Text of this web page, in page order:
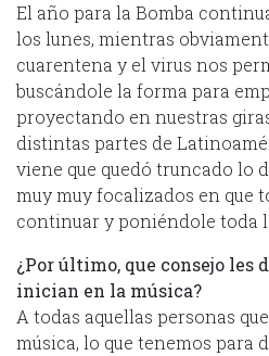
El año para la Bomba
los lunes, mientras
cuarentena y el virus nos
buscándole la forma para
proyectando en nuestras
distintas partes de
viene que quedó truncado lo
muy muy focalizados en que
continuar y poniéndole toda
¿Por último, que consejo les
inician en la música?
A todas aquellas personas
música, lo que tenemos para